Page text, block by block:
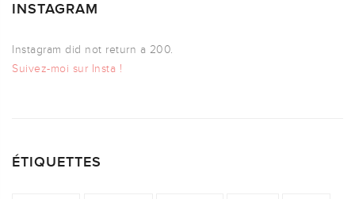
INSTAGRAM
Instagram did not return a 200.
Suivez-moi sur Insta !
ÉTIQUETTES